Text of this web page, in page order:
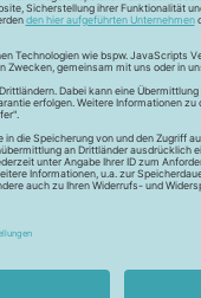
gesamten
Fasern